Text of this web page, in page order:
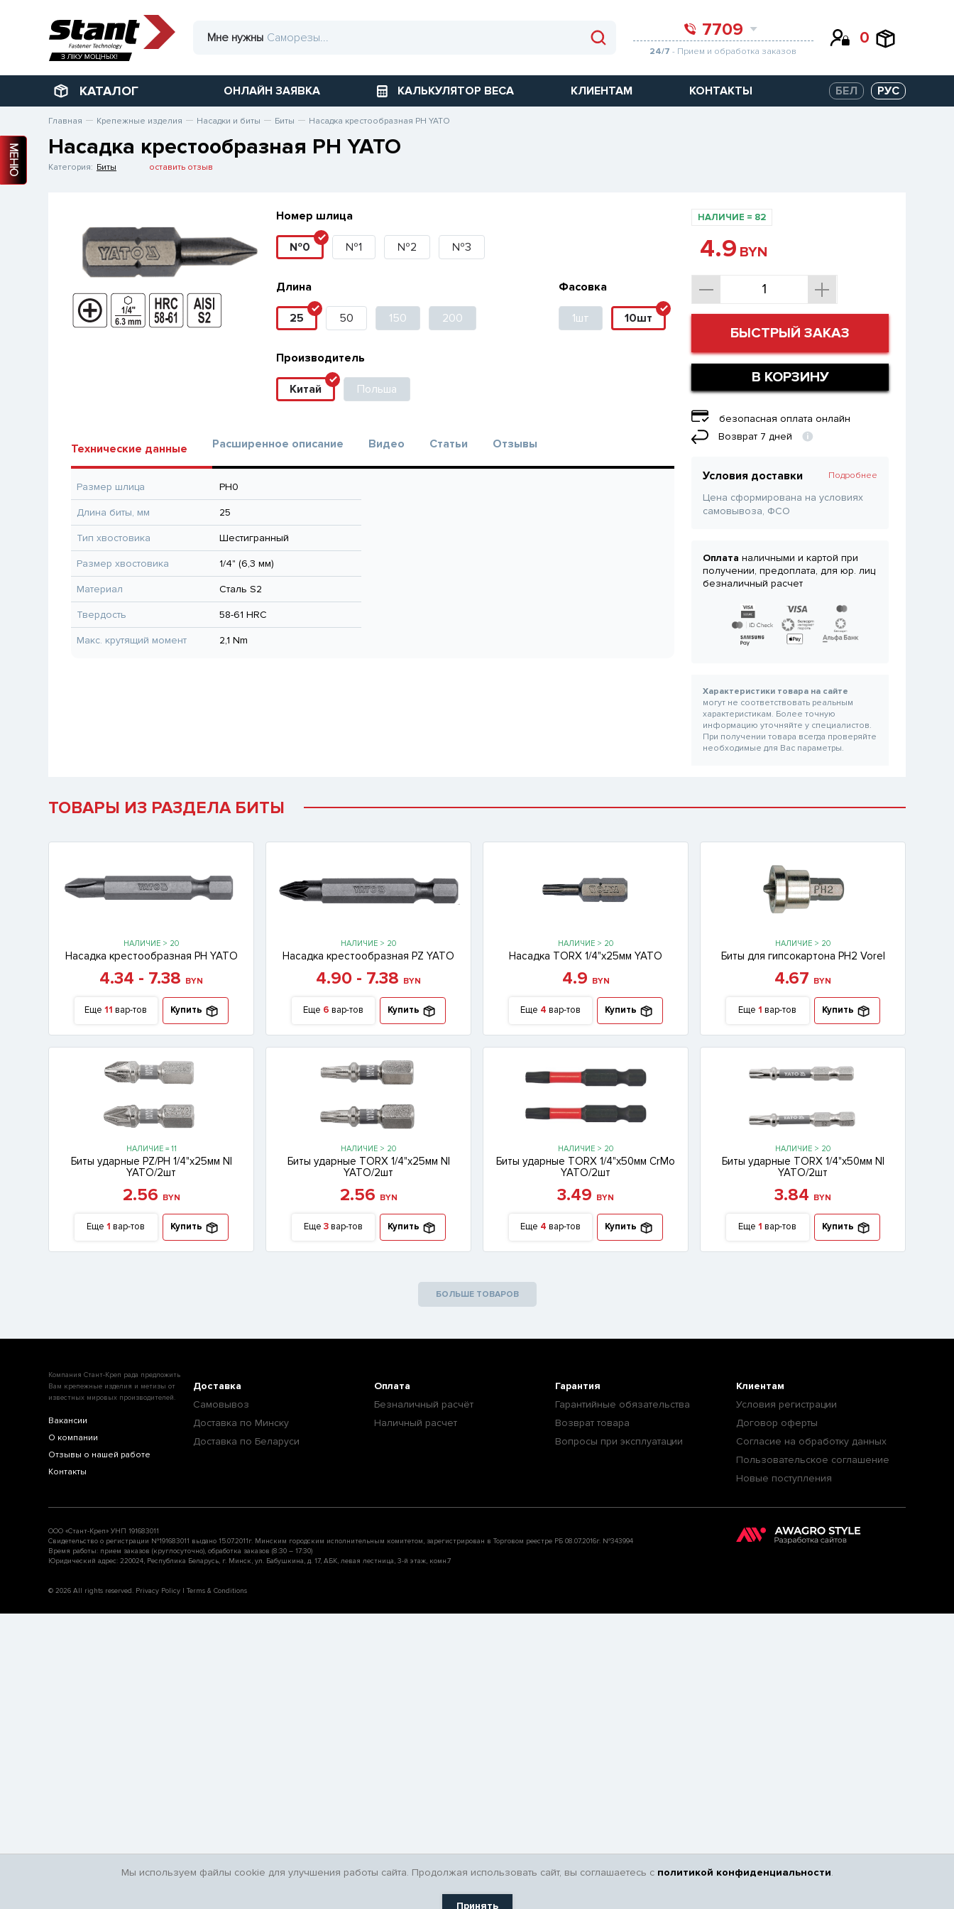
Мы используем файлы cookie для улучшения работы сайта. Продолжая использовать сайт, вы соглашаетесь с политикой конфиденциальности.
Принять
Мне нужны 7709
24/7 - Прием и обработка заказов
0
КАТАЛОГ ОНЛАЙН ЗАЯВКА КАЛЬКУЛЯТОР ВЕСА КЛИЕНТАМ КОНТАКТЫ БЕЛ РУС
МЕНЮ
Главная Крепежные изделия Насадки и биты Биты Насадка крестообразная PH YATO
Насадка крестообразная PH YATO
Категория: Биты оставить отзыв
Номер шлица
№0 №1 №2 №3
Длина
25 50 150 200
Фасовка
1шт 10шт
Производитель
Китай Польша
Технические данные Расширенное описание Видео Статьи Отзывы
Размер шлица PН0
Длина биты, мм 25
Тип хвостовика Шестигранный
Размер хвостовика 1/4" (6,3 мм)
Материал Сталь S2
Твердость 58-61 HRC
Макс. крутящий момент 2,1 Nm
НАЛИЧИЕ = 82
4.9 BYN
БЫСТРЫЙ ЗАКАЗ
В КОРЗИНУ
безопасная оплата онлайн
Возврат 7 дней
Условия доставки Подробнее
Цена сформирована на условиях
самовывоза, ФСО
Оплата наличными и картой при
получении, предоплата, для юр. лиц
безналичный расчет
Характеристики товара на сайте
могут не соответствовать реальным
характеристикам. Более точную
информацию уточняйте у специалистов.
При получении товара всегда проверяйте
необходимые для Вас параметры.
ТОВАРЫ ИЗ РАЗДЕЛА БИТЫ
НАЛИЧИЕ > 20
Насадка крестообразная PH YATO
4.34 - 7.38 BYN
Еще 11 вар-тов Купить
НАЛИЧИЕ > 20
Насадка крестообразная PZ YATO
4.90 - 7.38 BYN
Еще 6 вар-тов Купить
НАЛИЧИЕ > 20
Насадка TORX 1/4"х25мм YATO
4.9 BYN
Еще 4 вар-тов Купить
НАЛИЧИЕ > 20
Биты для гипсокартона РН2 Vorel
4.67 BYN
Еще 1 вар-тов Купить
НАЛИЧИЕ = 11
Биты ударные PZ/PH 1/4"x25мм NI
YATO/2шт
2.56 BYN
Еще 1 вар-тов Купить
НАЛИЧИЕ > 20
Биты ударные TORX 1/4"x25мм NI
YATO/2шт
2.56 BYN
Еще 3 вар-тов Купить
НАЛИЧИЕ > 20
Биты ударные TORX 1/4"x50мм CrMo
YATO/2шт
3.49 BYN
Еще 4 вар-тов Купить
НАЛИЧИЕ > 20
Биты ударные TORX 1/4"x50мм NI
YATO/2шт
3.84 BYN
Еще 1 вар-тов Купить
БОЛЬШЕ ТОВАРОВ
Компания Стант-Креп рада предложить
Вам крепежные изделия и метизы от
известных мировых производителей.
Вакансии
О компании
Отзывы о нашей работе
Контакты
Доставка
Самовывоз
Доставка по Минску
Доставка по Беларуси
Оплата
Безналичный расчёт
Наличный расчет
Гарантия
Гарантийные обязательства
Возврат товара
Вопросы при эксплуатации
Клиентам
Условия регистрации
Договор оферты
Согласие на обработку данных
Пользовательское соглашение
Новые поступления
ООО «Стант-Креп» УНП 191683011
Свидетельство о регистрации №191683011 выдано 15.07.2011г. Минским городским исполнительным комитетом, зарегистрирован в Торговом реестре РБ 08.07.2016г. №343994
Время работы: прием заказов (круглосуточно), обработка заказов (8:30 – 17:30)
Юридический адрес: 220024, Республика Беларусь, г. Минск, ул. Бабушкина, д. 17, АБК, левая лестница, 3-й этаж, комн.7
© 2026 All rights reserved. Privacy Policy | Terms & Conditions